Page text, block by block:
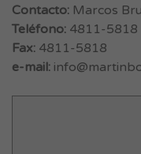
Contacto: Marcos
Teléfono: 4811-5818
Fax: 4811-5818
e-mail: